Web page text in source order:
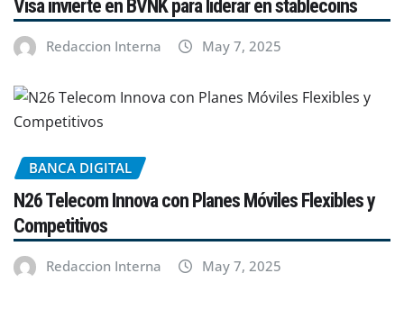
Visa invierte en BVNK para liderar en stablecoins
Redaccion Interna May 7, 2025
BANCA DIGITAL
N26 Telecom Innova con Planes Móviles Flexibles y
Competitivos
Redaccion Interna May 7, 2025